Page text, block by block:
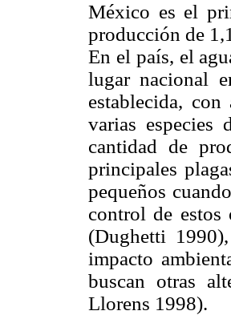
México es el
producción de
En el país, el
lugar nacional
establecida,
varias especies
cantidad de
principales
pequeños
control de estos
(Dughetti
impacto
buscan otras
Llorens 1998).